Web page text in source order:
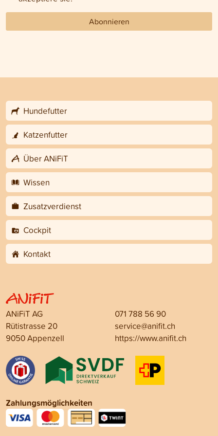
Abonnieren
Hundefutter
Katzenfutter
Über ANiFiT
Wissen
Zusatzverdienst
Cockpit
Kontakt
ANiFiT AG
Rütistrasse 20
9050 Appenzell
071 788 56 90
service@anifit.ch
https://www.anifit.ch
Zahlungsmöglichkeiten